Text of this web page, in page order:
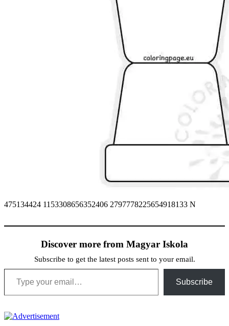
475134424 1153308656352406 2797778225654918133 N
Discover more from Magyar Iskola
Subscribe to get the latest posts sent to your email.
Type your email…
Subscribe